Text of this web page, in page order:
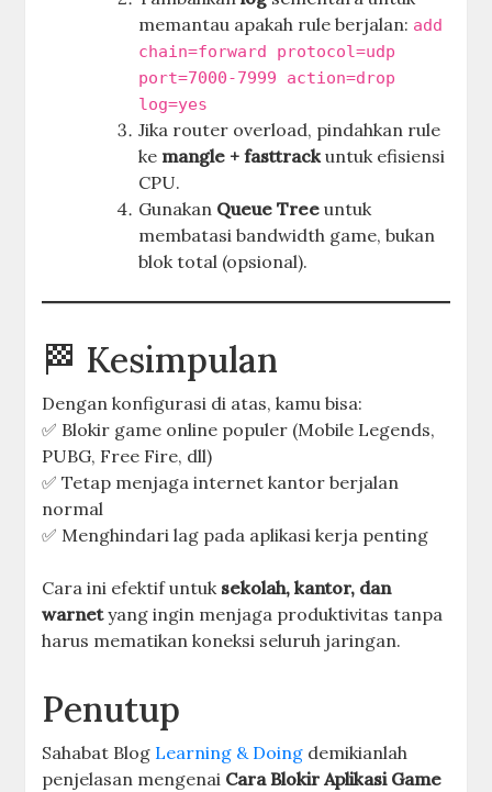
memantau apakah rule berjalan: add
chain=forward protocol=udp
port=7000-7999 action=drop
log=yes
Jika router overload, pindahkan rule
ke mangle + fasttrackuntuk efisiensi
CPU.
Gunakan Queue Tree untuk
membatasi bandwidth game, bukan
blok total (opsional).
🏁 Kesimpulan
Dengan konfigurasi di atas, kamu bisa:
✅ Blokir game online populer (Mobile Legends,
PUBG, Free Fire, dll)
✅ Tetap menjaga internet kantor berjalan
normal
✅ Menghindari lag pada aplikasi kerja penting
Cara ini efektif untuk sekolah, kantor, dan
warnetyang ingin menjaga produktivitas tanpa
harus mematikan koneksi seluruh jaringan.
Penutup
Sahabat Blog Learning & Doing demikianlah
penjelasan mengenai Cara Blokir Aplikasi Game